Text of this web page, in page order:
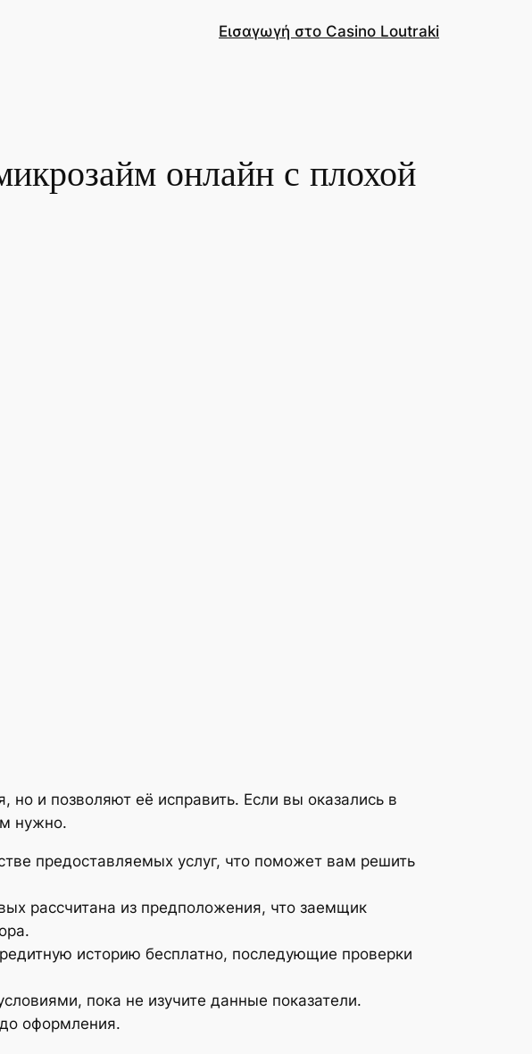
Εισαγωγή στο Casino Loutraki
онлайн с плохой
и позволяют её исправить. Если вы оказались в
нужно.
предоставляемых услуг, что поможет вам решить
рассчитана из предположения, что заемщик
историю бесплатно, последующие проверки
пока не изучите данные показатели.
оформления.